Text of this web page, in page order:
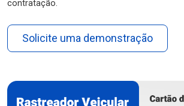
contratação.
Solicite uma demonstração